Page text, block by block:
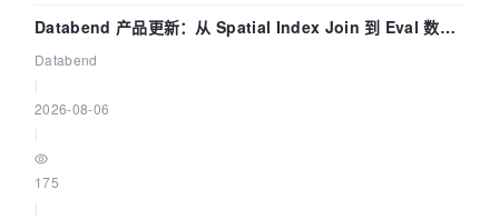
Databend 产品更新：从 Spatial Index Join 到 Eval 数据
管道
Databend
2026-08-06
175